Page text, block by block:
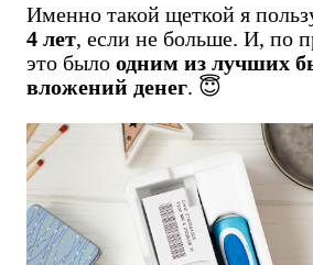
Именно такой щеткой я
4 лет, если не больше. И, по
это было одним из лучших
вложений денег. 😇